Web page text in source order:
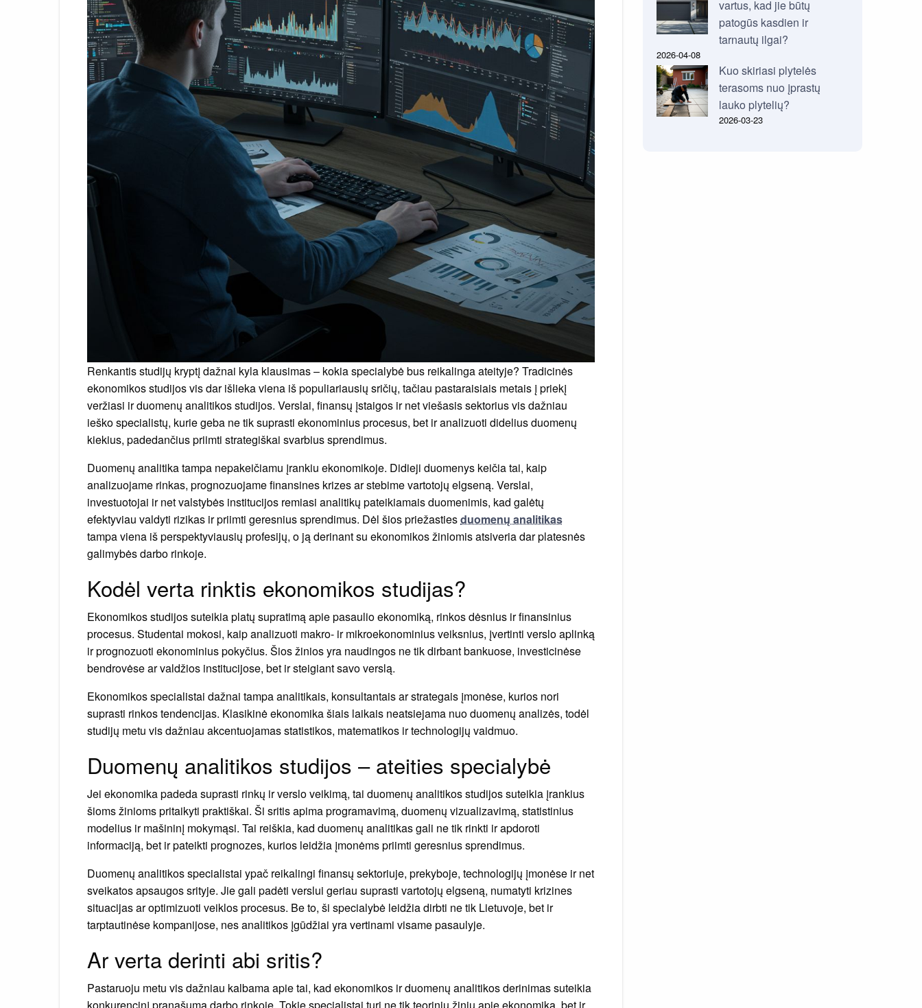
Renkantis studijų kryptį dažnai kyla klausimas – kokia specialybė bus reikalinga ateityje? Tradicinės
ekonomikos studijos vis dar išlieka viena iš populiariausių sričių, tačiau pastaraisiais metais į priekį
veržiasi ir duomenų analitikos studijos. Verslai, finansų įstaigos ir net viešasis sektorius vis dažniau
ieško specialistų, kurie geba ne tik suprasti ekonominius procesus, bet ir analizuoti didelius duomenų
kiekius, padedančius priimti strategiškai svarbius sprendimus.
Duomenų analitika tampa nepakeičiamu įrankiu ekonomikoje. Didieji duomenys keičia tai, kaip
analizuojame rinkas, prognozuojame finansines krizes ar stebime vartotojų elgseną. Verslai,
investuotojai ir net valstybės institucijos remiasi analitikų pateikiamais duomenimis, kad galėtų
efektyviau valdyti rizikas ir priimti geresnius sprendimus. Dėl šios priežastiesduomenų analitikas
tampa viena iš perspektyviausių profesijų, o ją derinant su ekonomikos žiniomis atsiveria dar platesnės
galimybės darbo rinkoje.
Kodėl verta rinktis ekonomikos studijas?
Ekonomikos studijos suteikia platų supratimą apie pasaulio ekonomiką, rinkos dėsnius ir finansinius
procesus. Studentai mokosi, kaip analizuoti makro- ir mikroekonominius veiksnius, įvertinti verslo aplinką
ir prognozuoti ekonominius pokyčius. Šios žinios yra naudingos ne tik dirbant bankuose, investicinėse
bendrovėse ar valdžios institucijose, bet ir steigiant savo verslą.
Ekonomikos specialistai dažnai tampa analitikais, konsultantais ar strategais įmonėse, kurios nori
suprasti rinkos tendencijas. Klasikinė ekonomika šiais laikais neatsiejama nuo duomenų analizės, todėl
studijų metu vis dažniau akcentuojamas statistikos, matematikos ir technologijų vaidmuo.
Duomenų analitikos studijos – ateities specialybė
Jei ekonomika padeda suprasti rinkų ir verslo veikimą, tai duomenų analitikos studijos suteikia įrankius
šioms žinioms pritaikyti praktiškai. Ši sritis apima programavimą, duomenų vizualizavimą, statistinius
modelius ir mašininį mokymąsi. Tai reiškia, kad duomenų analitikas gali ne tik rinkti ir apdoroti
informaciją, bet ir pateikti prognozes, kurios leidžia įmonėms priimti geresnius sprendimus.
Duomenų analitikos specialistai ypač reikalingi finansų sektoriuje, prekyboje, technologijų įmonėse ir net
sveikatos apsaugos srityje. Jie gali padėti verslui geriau suprasti vartotojų elgseną, numatyti krizines
situacijas ar optimizuoti veiklos procesus. Be to, ši specialybė leidžia dirbti ne tik Lietuvoje, bet ir
tarptautinėse kompanijose, nes analitikos įgūdžiai yra vertinami visame pasaulyje.
Ar verta derinti abi sritis?
Pastaruoju metu vis dažniau kalbama apie tai, kad ekonomikos ir duomenų analitikos derinimas suteikia
vartus, kad jie būtų
patogūs kasdien ir
tarnautų ilgai?
2026-04-08
Kuo skiriasi plytelės
terasoms nuo įprastų
lauko plytelių?
2026-03-23